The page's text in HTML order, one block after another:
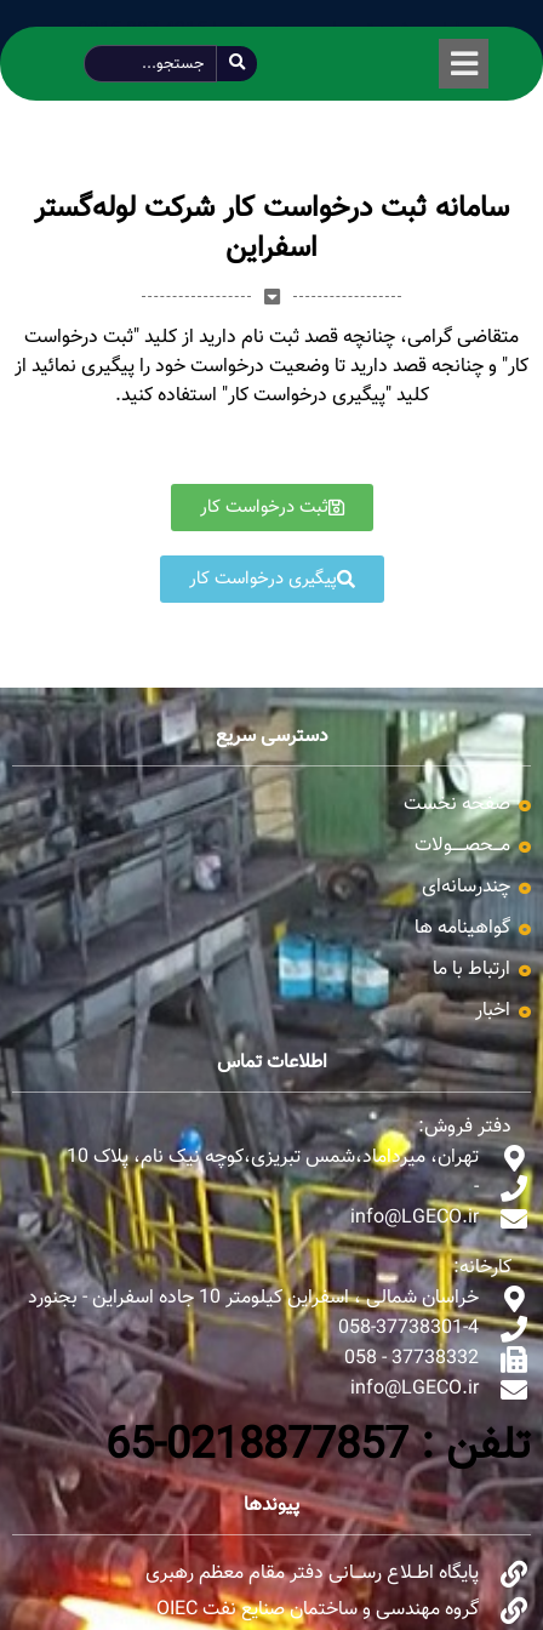
طراحی شده توسط محمود سیفی | 4215 887 0915
سامانه ثبت درخواست کار شرکت لوله‌گستر
اسفراین
متقاضی گرامی، چنانچه قصد ثبت نام دارید از کلید "ثبت درخواست
کار" و چنانجه قصد دارید تا وضعیت درخواست خود را پیگیری نمائید از
کلید "پیگیری درخواست کار" استفاده کنید.
ثبت درخواست کار
پیگیری درخواست کار
دسترسی سریع
صفحه نخست
مـــحصـــــولات
چندرسانه‌ای
گواهینامه ها
ارتباط با ما
اخبار
اطلاعات تماس
دفتر فروش:
تهران، میرداماد،شمس تبریزی،کوچه نیک نام، پلاک 10
-
info@LGECO.ir
کارخانه:
خراسان شمالی ، اسفراین کیلومتر 10 جاده اسفراین - بجنورد
058-37738301-4
37738332 - 058
info@LGECO.ir
تلفن : 0218877857-65
پیوندها
پایگاه اطــلاع رســـانی دفتر مقام معظم رهبری
گروه مهندسی و ساختمان صنایع نفت OIEC